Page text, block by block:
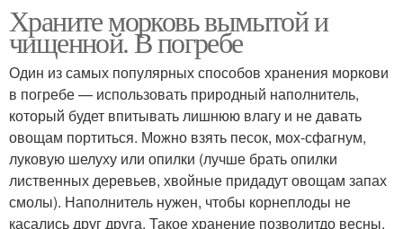
Храните морковь вымытой и
чищенной. В погребе
Один из самых популярных способов хранения моркови
в погребе — использовать природный наполнитель,
который будет впитывать лишнюю влагу и не давать
овощам портиться. Можно взять песок, мох-сфагнум,
луковую шелуху или опилки (лучше брать опилки
лиственных деревьев, хвойные придадут овощам запах
смолы). Наполнитель нужен, чтобы корнеплоды не
касались друг друга. Такое хранение позволитдо весны.